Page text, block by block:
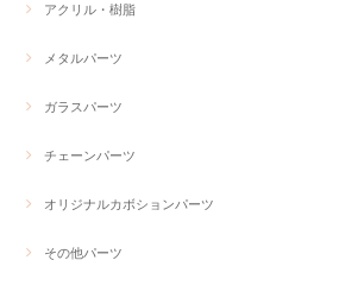
アクリル・樹脂
メタルパーツ
ガラスパーツ
チェーンパーツ
オリジナルカボションパーツ
その他パーツ